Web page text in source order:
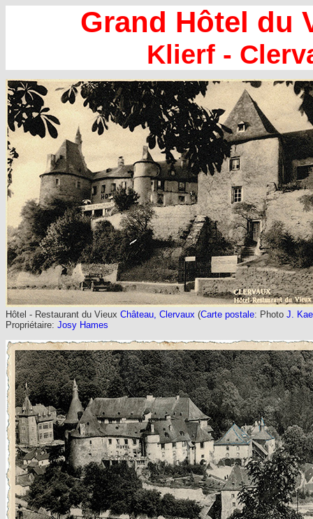
Grand Hôtel du
Klierf -
Hôtel - Restaurant du Vieux Château, Clervaux (Carte postale: Photo J.
Propriétaire: Josy Hames